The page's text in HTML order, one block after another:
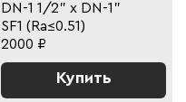
DN-1 1/2" x DN-1"
SF1 (Ra≤0.51)
2000 ₽
Купить